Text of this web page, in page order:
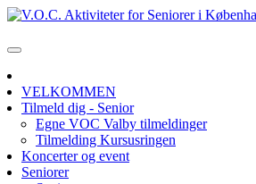
VELKOMMEN
Tilmeld dig - Senior
Egne VOC Valby tilmeldinger
Tilmelding Kursusringen
Koncerter og event
Seniorer